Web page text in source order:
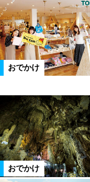
矢吹町
会津坂下町
県南エリア
玉川村
山形県
おでかけ
おでかけ